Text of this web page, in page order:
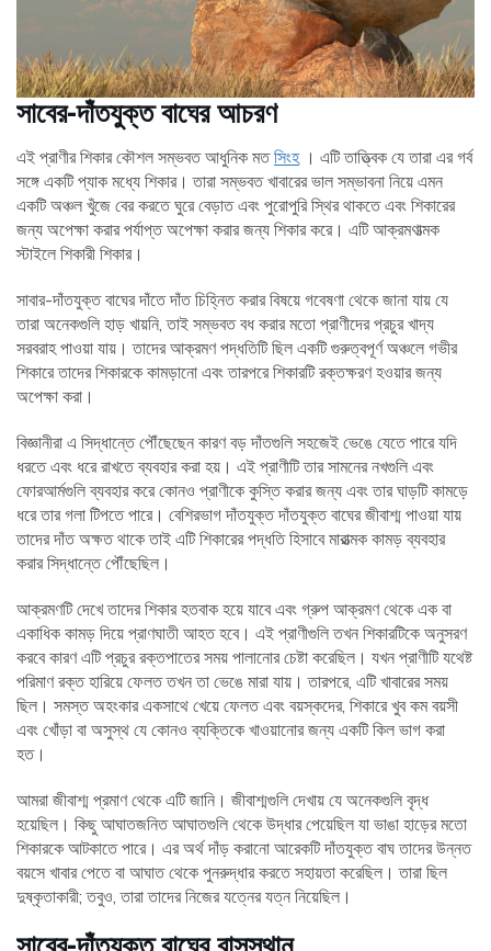
সাবের-দাঁতযুক্ত বাঘের আচরণ
এই প্রাণীর শিকার কৌশল সম্ভবত আধুনিক মতসিংহ। এটি তাত্ত্বিক যে তারা এর গর্ব
সঙ্গে একটি প্যাক মধ্যে শিকার। তারা সম্ভবত খাবারের ভাল সম্ভাবনা নিয়ে এমন
একটি অঞ্চল খুঁজে বের করতে ঘুরে বেড়াত এবং পুরোপুরি স্থির থাকতে এবং শিকারের
জন্য অপেক্ষা করার পর্যাপ্ত অপেক্ষা করার জন্য শিকার করে। এটি আক্রমণাত্মক
স্টাইলে শিকারী শিকার।
সাবার-দাঁতযুক্ত বাঘের দাঁতে দাঁত চিহ্নিত করার বিষয়ে গবেষণা থেকে জানা যায় যে
তারা অনেকগুলি হাড় খায়নি, তাই সম্ভবত বধ করার মতো প্রাণীদের প্রচুর খাদ্য
সরবরাহ পাওয়া যায়। তাদের আক্রমণ পদ্ধতিটি ছিল একটি গুরুত্বপূর্ণ অঞ্চলে গভীর
শিকারে তাদের শিকারকে কামড়ানো এবং তারপরে শিকারটি রক্তক্ষরণ হওয়ার জন্য
অপেক্ষা করা।
বিজ্ঞানীরা এ সিদ্ধান্তে পৌঁছেছেন কারণ বড় দাঁতগুলি সহজেই ভেঙে যেতে পারে যদি
ধরতে এবং ধরে রাখতে ব্যবহার করা হয়। এই প্রাণীটি তার সামনের নখগুলি এবং
ফোরআর্মগুলি ব্যবহার করে কোনও প্রাণীকে কুস্তি করার জন্য এবং তার ঘাড়টি কামড়ে
ধরে তার গলা টিপতে পারে। বেশিরভাগ দাঁতযুক্ত দাঁতযুক্ত বাঘের জীবাশ্ম পাওয়া যায়
তাদের দাঁত অক্ষত থাকে তাই এটি শিকারের পদ্ধতি হিসাবে মারাত্মক কামড় ব্যবহার
করার সিদ্ধান্তে পৌঁছেছিল।
আক্রমণটি দেখে তাদের শিকার হতবাক হয়ে যাবে এবং গ্রুপ আক্রমণ থেকে এক বা
একাধিক কামড় দিয়ে প্রাণঘাতী আহত হবে। এই প্রাণীগুলি তখন শিকারটিকে অনুসরণ
করবে কারণ এটি প্রচুর রক্তপাতের সময় পালানোর চেষ্টা করেছিল। যখন প্রাণীটি যথেষ্ট
পরিমাণ রক্ত ​​হারিয়ে ফেলত তখন তা ভেঙে মারা যায়। তারপরে, এটি খাবারের সময়
ছিল। সমস্ত অহংকার একসাথে খেয়ে ফেলত এবং বয়স্কদের, শিকারে খুব কম বয়সী
এবং খোঁড়া বা অসুস্থ যে কোনও ব্যক্তিকে খাওয়ানোর জন্য একটি কিল ভাগ করা
হত।
আমরা জীবাশ্ম প্রমাণ থেকে এটি জানি। জীবাশ্মগুলি দেখায় যে অনেকগুলি বৃদ্ধ
হয়েছিল। কিছু আঘাতজনিত আঘাতগুলি থেকে উদ্ধার পেয়েছিল যা ভাঙা হাড়ের মতো
শিকারকে আটকাতে পারে। এর অর্থ দাঁড় করানো আরেকটি দাঁতযুক্ত বাঘ তাদের উন্নত
বয়সে খাবার পেতে বা আঘাত থেকে পুনরুদ্ধার করতে সহায়তা করেছিল। তারা ছিল
দুষ্কৃতাকারী; তবুও, তারা তাদের নিজের যত্নের যত্ন নিয়েছিল।